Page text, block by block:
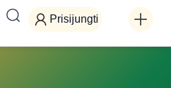
Prisijungti